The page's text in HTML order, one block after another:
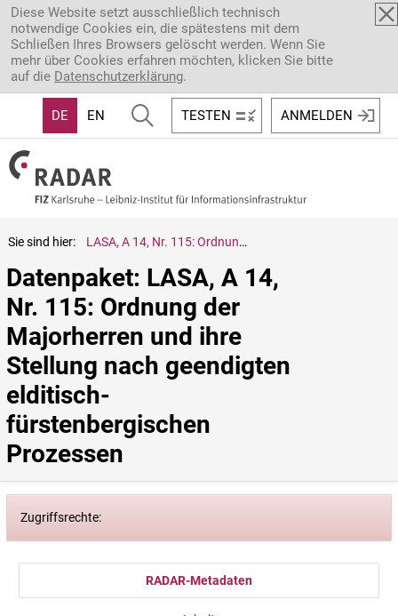
Direkt zum Inhalt
Diese Website setzt ausschließlich technisch
notwendige Cookies ein, die spätestens mit dem
Schließen Ihres Browsers gelöscht werden. Wenn Sie
mehr über Cookies erfahren möchten, klicken Sie bitte
auf die Datenschutzerklärung.
DE EN TESTEN ANMELDEN
Sie sind hier: LASA, A 14, Nr. 115: Ordnung der Majorherren und ihre Stellung nach geendigten elditisch-fürstenbergischen Prozessen
Datenpaket: LASA, A 14,
Nr. 115: Ordnung der
Majorherren und ihre
Stellung nach geendigten
elditisch-
fürstenbergischen
Prozessen
Zugriffsrechte:
RADAR-Metadaten